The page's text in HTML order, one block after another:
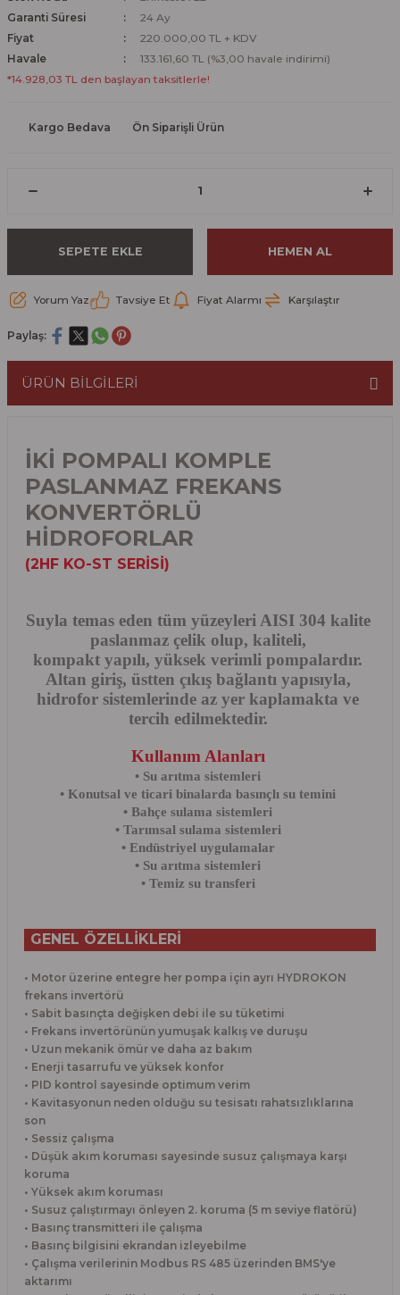
Garanti Süresi
24 Ay
Fiyat
220.000,00 TL + KDV
Havale
133.161,60 TL (%3,00 havale indirimi)
*14.928,03 TL den başlayan taksitlerle!
Kargo Bedava Ön Siparişli Ürün
SEPETE EKLE HEMEN AL
Yorum Yaz Tavsiye Et Fiyat Alarmı Karşılaştır
Paylaş:
ÜRÜN BİLGİLERİ
İKİ POMPALI KOMPLE
PASLANMAZ FREKANS
KONVERTÖRLÜ
HİDROFORLAR
(2HF KO-ST SERİSİ)
Suyla temas eden tüm yüzeyleri AISI 304 kalite
paslanmaz çelik olup, kaliteli,
kompakt yapılı, yüksek verimli pompalardır.
Altan giriş, üstten çıkış bağlantı yapısıyla,
hidrofor sistemlerinde az yer kaplamakta ve
tercih edilmektedir.
Kullanım Alanları
• Su arıtma sistemleri
• Konutsal ve ticari binalarda basınçlı su temini
• Bahçe sulama sistemleri
• Tarımsal sulama sistemleri
• Endüstriyel uygulamalar
• Su arıtma sistemleri
• Temiz su transferi
GENEL ÖZELLİKLERİ
• Motor üzerine entegre her pompa için ayrı HYDROKON
frekans invertörü
• Sabit basınçta değişken debi ile su tüketimi
• Frekans invertörünün yumuşak kalkış ve duruşu
• Uzun mekanik ömür ve daha az bakım
• Enerji tasarrufu ve yüksek konfor
• PID kontrol sayesinde optimum verim
• Kavitasyonun neden olduğu su tesisatı rahatsızlıklarına
son
• Sessiz çalışma
• Düşük akım koruması sayesinde susuz çalışmaya karşı
koruma
• Yüksek akım koruması
• Susuz çalıştırmayı önleyen 2. koruma (5 m seviye flatörü)
• Basınç transmitteri ile çalışma
• Basınç bilgisini ekrandan izleyebilme
• Çalışma verilerinin Modbus RS 485 üzerinden BMS'ye
aktarımı